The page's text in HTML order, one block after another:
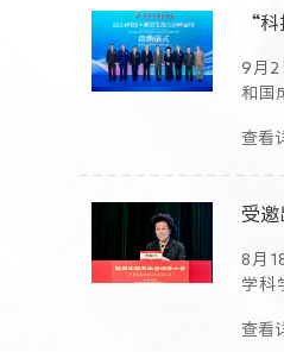
举
示，
强合
9月2
和国
谊会
研、
方面
别行
任郑
查看
8月
学科
承办
查看